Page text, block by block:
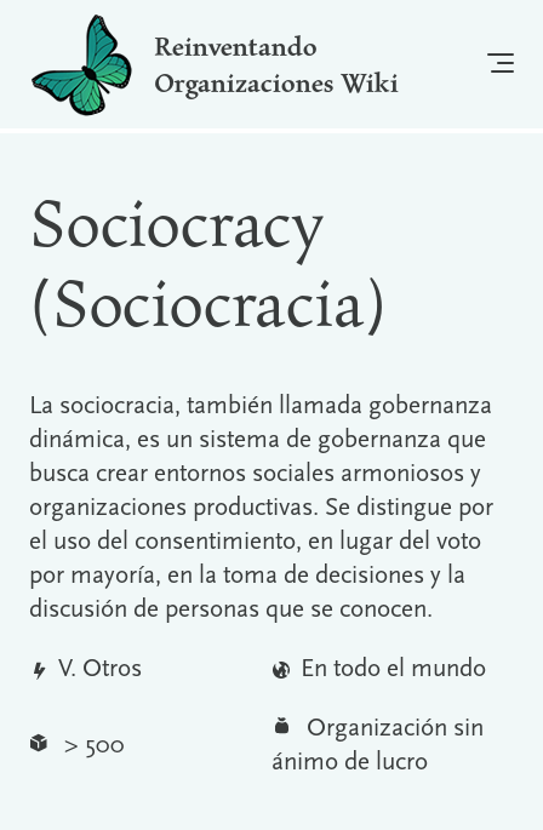
Reinventando
Organizaciones Wiki
Sociocracy
(Sociocracia)
La sociocracia, también llamada gobernanza
dinámica, es un sistema de gobernanza que
busca crear entornos sociales armoniosos y
organizaciones productivas. Se distingue por
el uso del consentimiento, en lugar del voto
por mayoría, en la toma de decisiones y la
discusión de personas que se conocen.
V. Otros En todo el mundo
> 500
Organización sin
ánimo de lucro